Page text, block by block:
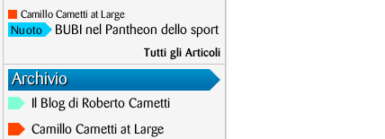
Camillo Cametti at Large
Nuoto BUBI nel Pantheon dello sport
Tutti gli Articoli
Archivio
Il Blog di Roberto Cametti
Camillo Cametti at Large